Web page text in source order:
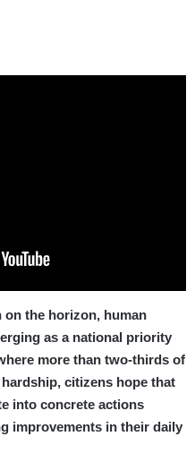
on the horizon, human
as a national priority
more than two-thirds of
citizens hope that
into concrete actions
improvements in their daily